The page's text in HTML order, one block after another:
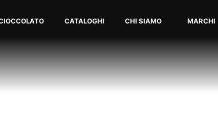
CATALOGHI CHI SIAMO MARCHI